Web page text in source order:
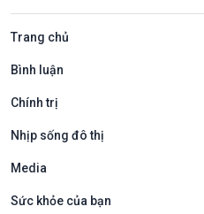
Trang chủ
Bình luận
Chính trị
Nhịp sống đô thị
Media
Sức khỏe của bạn